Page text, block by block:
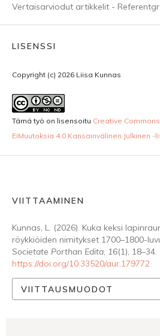
Vertaisarviodut artikkelit -
LISENSSI
Copyright (c) 2026 Liisa Kunnas
Tämä työ on lisensoitu Creative
EiMuutoksia 4.0 Kansainvälinen Julkinen -
VIITTAAMINEN
Kunnas, L. (2026). Kuka keksi
röykkiöiden nimitykset 1700–1800-
Societate Porthan Edita, 16(1), 18–34.
https://doi.org/10.33520/aur.179772
VIITTAUSMUODOT